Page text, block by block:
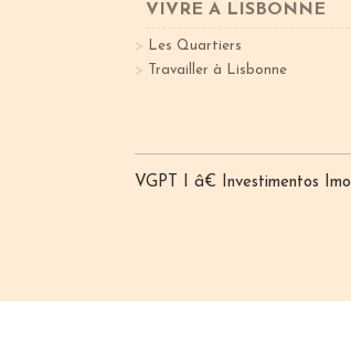
VIVRE A LISBONNE
Les Quartiers
Travailler à Lisbonne
VGPT I â€ Investimentos